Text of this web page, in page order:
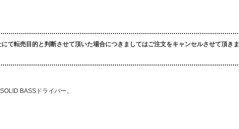
て転売目的と判断させて頂いた場合につきましてはご注文をキャンセルさせて頂きま
BASSドライバー。